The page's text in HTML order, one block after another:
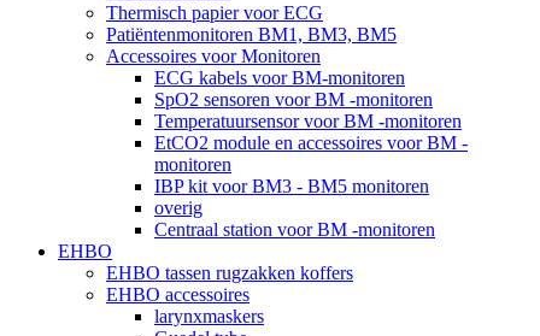
Thermisch papier voor ECG
Patiëntenmonitoren BM1, BM3, BM5
Accessoires voor Monitoren
ECG kabels voor BM-monitoren
SpO2 sensoren voor BM -monitoren
Temperatuursensor voor BM -monitoren
EtCO2 module en accessoires voor BM -
monitoren
IBP kit voor BM3 - BM5 monitoren
overig
Centraal station voor BM -monitoren
EHBO
EHBO tassen rugzakken koffers
EHBO accessoires
larynxmaskers